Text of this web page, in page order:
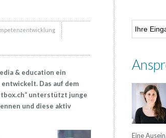
& education ein
Das auf dem
unterstützt junge
und diese aktiv
Eine